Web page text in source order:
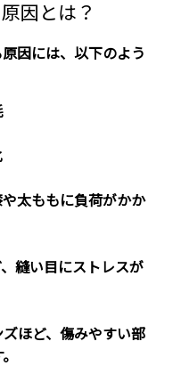
因とは？
因には、以下のよう
太ももに負荷がかか
縫い目にストレスが
ほど、傷みやすい部